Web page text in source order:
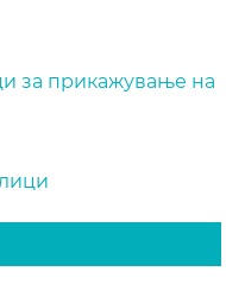
за прикажување на